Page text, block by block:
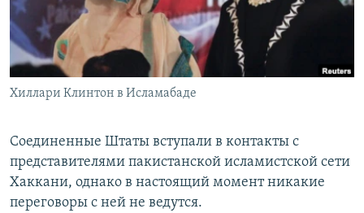
СОЦИАЛЬНЫЕ СЕТИ
Все сайты РСЕ/РС
Хиллари Клинтон в Исламабаде
Соединенные Штаты вступали в контакты с
представителями пакистанской исламистской сети
Хаккани, однако в настоящий момент никакие
переговоры с ней не ведутся.